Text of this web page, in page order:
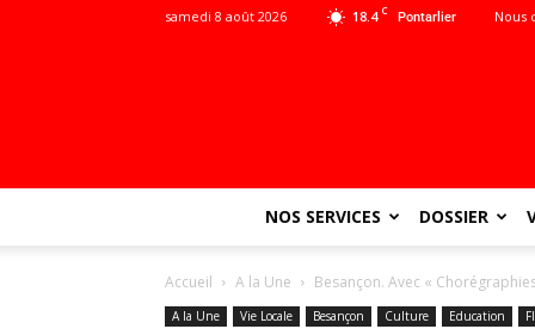
18.4 C Pontarlier
samedi 8 août 2026 Nous
NOS SERVICES DOSSIER
Accueil A la Une Besançon. Avec «
A la Une Vie Locale Besançon Culture Education